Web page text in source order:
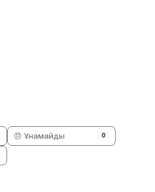
😞 Ұнамайды 0